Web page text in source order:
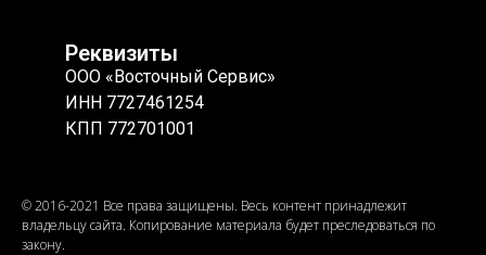
Реквизиты
ООО «Восточный Сервис»
ИНН 7727461254
КПП 772701001
© 2016-2021 Все права защищены. Весь контент принадлежит
владельцу сайта. Копирование материала будет преследоваться по
закону.